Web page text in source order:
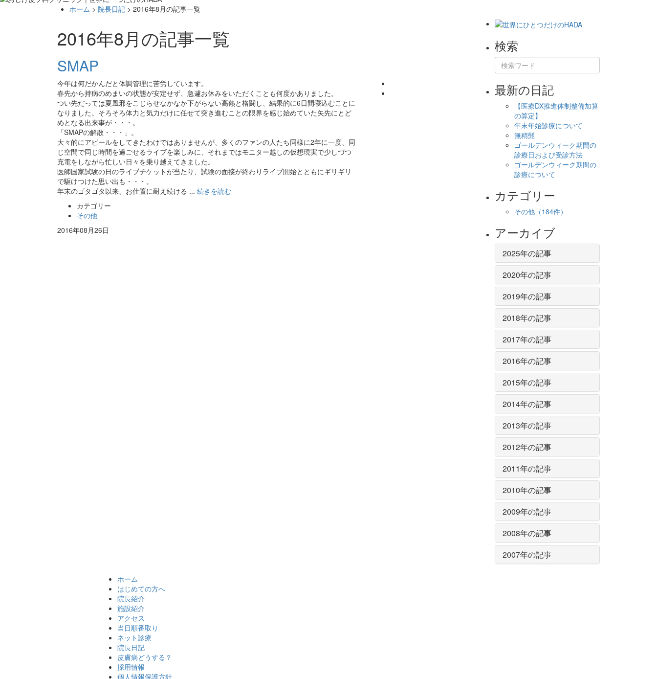
ホーム > 院長日記 > 2016年8月の記事一覧
2016年8月の記事一覧
SMAP
今年は何だかんだと体調管理に苦労しています。
春先から持病のめまいの状態が安定せず、急遽お休みをいただくことも何度かありました。
つい先だっては夏風邪をこじらせなかなか下がらない高熱と格闘し、結果的に6日間寝込むことに
なりました。そろそろ体力と気力だけに任せて突き進むことの限界を感じ始めていた矢先にとど
めとなる出来事が・・・。
「SMAPの解散・・・」。
大々的にアピールをしてきたわけではありませんが、多くのファンの人たち同様に2年に一度、同
じ空間で同じ時間を過ごせるライブを楽しみに、それまではモニター越しの仮想現実で少しづつ
充電をしながら忙しい日々を乗り越えてきました。
医師国家試験の日のライブチケットが当たり、試験の面接が終わりライブ開始とともにギリギリ
で駆けつけた思い出も・・・。
年末のゴタゴタ以来、お仕置に耐え続ける ... 続きを読む
カテゴリー
その他
2016年08月26日
検索
最新の日記
【医療DX推進体制整備加算
の算定】
年末年始診療について
無精髭
ゴールデンウィーク期間の
診療日および受診方法
ゴールデンウィーク期間の
診療について
カテゴリー
その他 （184件）
アーカイブ
2025年の記事
2020年の記事
2019年の記事
2018年の記事
2017年の記事
2016年の記事
2015年の記事
2014年の記事
2013年の記事
2012年の記事
2011年の記事
2010年の記事
2009年の記事
2008年の記事
2007年の記事
ホーム
はじめての方へ
院長紹介
施設紹介
アクセス
当日順番取り
ネット診療
院長日記
皮膚病どうする？
採用情報
個人情報保護方針